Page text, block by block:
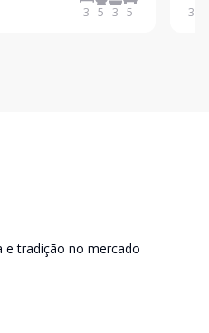
planejada e
3 5 3 5 322
e tradição no mercado